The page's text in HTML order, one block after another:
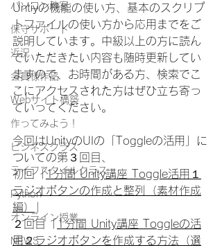
パソコン教室
保守サポート
近況
会員様作品
Webサイト構築
作ってみよう！
ビジネスクラス
ライフスタイルクラス
Python
オンライン授業
NEWS
Untiyの機能の使い方、基本のスクリプ
トファイルの使い方から応用までをご
説明しています。中級以上の方に読ん
でいただきたい内容も随時更新してい
ますので、お時間がある方、検索でこ
こにアクセスされた方はぜひ立ち寄っ
ていってください。
今回はUnityのUIの「Toggleの活用」に
ついての第３回目、
初回「1分間 Unity講座 Toggle活用１
ラジオボタンの作成と整列（素材作成
編）
２回目「 1分間 Unity講座 Toggleの活
用２ラジオボタンを作成する方法（選